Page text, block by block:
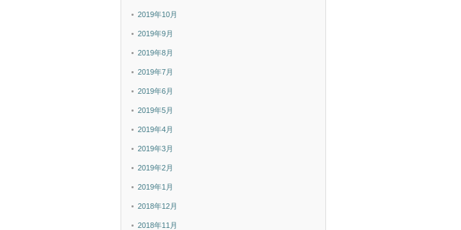
2019年10月
2019年9月
2019年8月
2019年7月
2019年6月
2019年5月
2019年4月
2019年3月
2019年2月
2019年1月
2018年12月
2018年11月